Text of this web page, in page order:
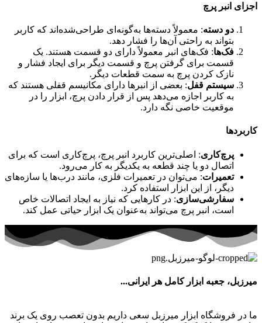
اجزای انبر پرچ
دو دسته: معمولاً دسته‌ها به‌گونه‌ای طراحی‌شده‌اند که کاربر
بتواند به راحتی آن‌ها را فشار دهد.
فک‌ها: فک‌های انبر معمولاً دارای دو قسمت هستند. یک
قسمت برای گرفتن پرچ و قسمت دیگر برای ایجاد فشار و
نازک کردن پرچ به سمت قطعات دیگر.
سیستم قفل: بعضی از انبرها دارای مکانیسم قفلی هستند که
به کاربر اجازه می‌دهد پس از قرار دادن پرچ، ابزار را در
موقعیت خاصی نگه دارد.
کاربردها
پرچ‌کاری: اصلی‌ترین کاربرد انبر پرچ، پرچ‌کاری است که برای
اتصال دو یا چند قطعه به یکدیگر به کار می‌رود.
تعمیرات: می‌توان در تعمیرات فلزی، مانند درب‌ها یا سازه‌های
دیگر، از این ابزار استفاده کرد.
سفارشی‌سازی: در کارهایی که نیاز به ایجاد اتصالات خاص
است، انبر پرچ می‌تواند به‌عنوان یک ابزار حیاتی عمل کند.
میرزبل، جعبه ابزار کامل هر ایرانی...
ما در فروشگاه ابزار میرزبل سعی داریم بدون تعصب روی یک برند